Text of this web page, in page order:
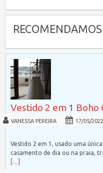
Vestido 2 em 1 Boho
VANESSA PEREIRA 17/05/2022
Vestido 2 em 1, usado uma
casamento de dia ou na praia,
[…]